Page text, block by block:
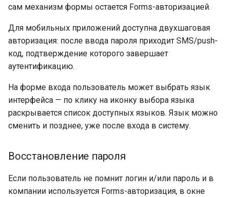
сам механизм формы остается Forms-авторизацией.
Для мобильных приложений доступна двухшаговая
авторизация: после ввода пароля приходит SMS/push-
код, подтверждение которого завершает
аутентификацию.
На форме входа пользователь может выбрать язык
интерфейса — по клику на иконку выбора языка
раскрывается список доступных языков. Язык можно
сменить и позднее, уже после входа в систему.
Восстановление пароля
Если пользователь не помнит логин и/или пароль и в
компании используется Forms-авторизация, в окне